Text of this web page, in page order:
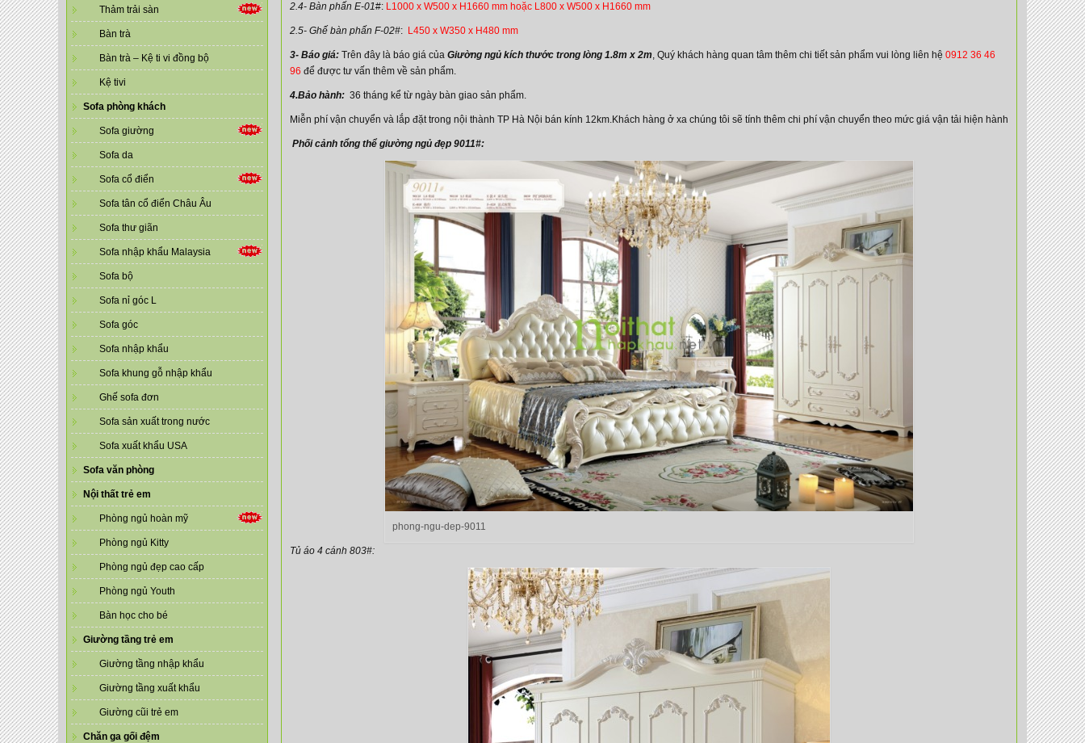
Thảm trải sàn
Bàn trà
Bàn trà – Kệ ti vi đồng bộ
Kệ tivi
Sofa phòng khách
Sofa giường
Sofa da
Sofa cổ điển
Sofa tân cổ điển Châu Âu
Sofa thư giãn
Sofa nhập khẩu Malaysia
Sofa bộ
Sofa nỉ góc L
Sofa góc
Sofa nhập khẩu
Sofa khung gỗ nhập khẩu
Ghế sofa đơn
Sofa sản xuất trong nước
Sofa xuất khẩu USA
Sofa văn phòng
Nội thất trẻ em
Phòng ngủ hoàn mỹ
Phòng ngủ Kitty
Phòng ngủ đẹp cao cấp
Phòng ngủ Youth
Bàn học cho bé
Giường tầng trẻ em
Giường tầng nhập khẩu
Giường tầng xuất khẩu
Giường cũi trẻ em
Chăn ga gối đệm
2.4- Bàn phấn E-01#: L1000 x W500 x H1660 mm hoặc L800 x W500 x H1660 mm
2.5- Ghế bàn phấn F-02#: L450 x W350 x H480 mm
3- Báo giá: Trên đây là báo giá của Giường ngủ kích thước trong lòng 1.8m x 2m, Quý khách hàng quan tâm thêm chi tiết sản phẩm vui lòng liên hệ 0912 36 46
96 để được tư vấn thêm về sản phẩm.
4.Bảo hành: 36 tháng kể từ ngày bàn giao sản phẩm.
Miễn phí vận chuyển và lắp đặt trong nội thành TP Hà Nội bán kính 12km.Khách hàng ở xa chúng tôi sẽ tính thêm chi phí vận chuyển theo mức giá vận tải hiện hành
Phối cảnh tổng thể giường ngủ đẹp 9011#:
phong-ngu-dep-9011
Tủ áo 4 cánh 803#: